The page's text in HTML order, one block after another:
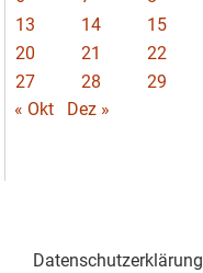
13
14 15
20
21 22
27
28 29
« Okt
Dez »
Datenschutzerklärung